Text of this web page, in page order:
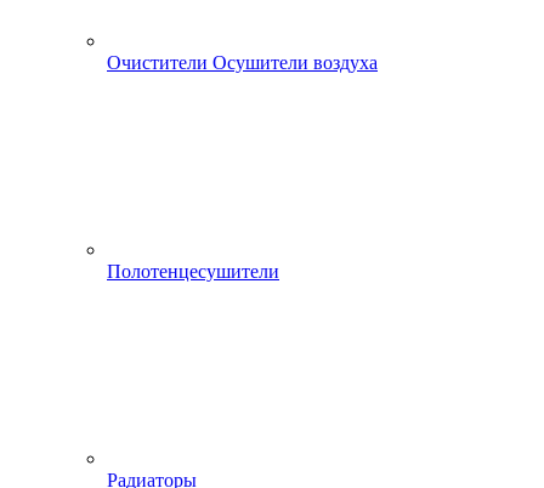
Очистители Осушители воздуха
Полотенцесушители
Радиаторы